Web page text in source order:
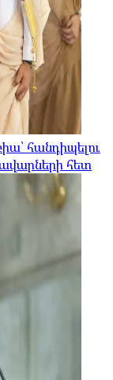
հանդիպելու
հետ